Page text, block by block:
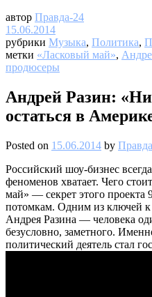
автор Правда-24
15.06.2014
рубрики Музыка, Политика,
метки «Ласковый май»,
продюсеры
Андрей Разин:
остаться в
Posted on 15.06.2014 by
Российский шоу-бизнес
феноменов хватает. Чего
май» — секрет этого проекта
потомкам. Одним из ключей к
Андрея Разина — человека
безусловно, заметного.
политический деятель стал